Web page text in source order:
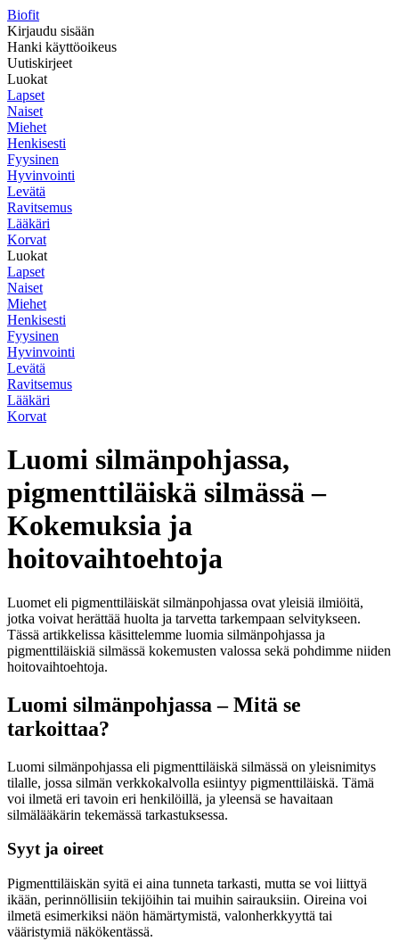
Biofit
Kirjaudu sisään
Hanki käyttöoikeus
Uutiskirjeet
Luokat
Lapset
Naiset
Miehet
Henkisesti
Fyysinen
Hyvinvointi
Levätä
Ravitsemus
Lääkäri
Korvat
Luokat
Lapset
Naiset
Miehet
Henkisesti
Fyysinen
Hyvinvointi
Levätä
Ravitsemus
Lääkäri
Korvat
Luomi silmänpohjassa,
pigmenttiläiskä silmässä –
Kokemuksia ja
hoitovaihtoehtoja
Luomet eli pigmenttiläiskät silmänpohjassa ovat yleisiä ilmiöitä,
jotka voivat herättää huolta ja tarvetta tarkempaan selvitykseen.
Tässä artikkelissa käsittelemme luomia silmänpohjassa ja
pigmenttiläiskiä silmässä kokemusten valossa sekä pohdimme niiden
hoitovaihtoehtoja.
Luomi silmänpohjassa – Mitä se
tarkoittaa?
Luomi silmänpohjassa eli pigmenttiläiskä silmässä on yleisnimitys
tilalle, jossa silmän verkkokalvolla esiintyy pigmenttiläiskä. Tämä
voi ilmetä eri tavoin eri henkilöillä, ja yleensä se havaitaan
silmälääkärin tekemässä tarkastuksessa.
Syyt ja oireet
Pigmenttiläiskän syitä ei aina tunneta tarkasti, mutta se voi liittyä
ikään, perinnöllisiin tekijöihin tai muihin sairauksiin. Oireina voi
ilmetä esimerkiksi näön hämärtymistä, valonherkkyyttä tai
vääristymiä näkökentässä.